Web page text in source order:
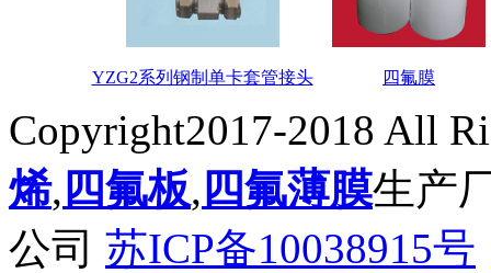
YZG2系列钢制单卡套管接头 四氟膜
Copyright2017-2018 All
烯, 四氟板, 四氟薄膜生产
公司 苏ICP备10038915号